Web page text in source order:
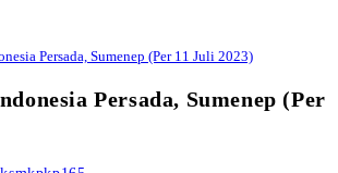
Persada, Sumenep (Per 11 Juli 2023)
Persada, Sumenep (Per